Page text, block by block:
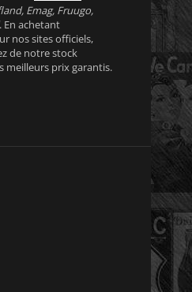
Emag, Fruugo,
En achetant
nos sites officiels,
de notre stock
meilleurs prix garantis.